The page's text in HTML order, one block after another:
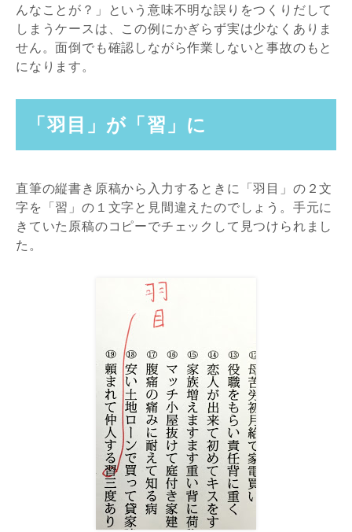
んなことが？」という意味不明な誤りをつくりだして
しまうケースは、この例にかぎらず実は少なくありま
せん。面倒でも確認しながら作業しないと事故のもと
になります。
「羽目」が「習」に
直筆の縦書き原稿から入力するときに「羽目」の２文
字を「習」の１文字と見間違えたのでしょう。手元に
きていた原稿のコピーでチェックして見つけられまし
た。